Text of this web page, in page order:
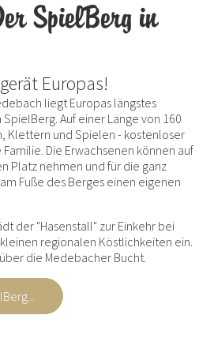
SpielBerg in
Europas!
liegt Europas längstes
Auf einer Länge von 160
Klettern und Spielen - kostenloser
Die Erwachsenen können auf
Platz nehmen und für die ganz
Fuße des Berges einen eigenen
der "Hasenstall" zur Einkehr bei
regionalen Köstlichkeiten ein.
die Medebacher Bucht.